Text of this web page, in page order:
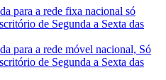
para a rede fixa nacional só
de Segunda a Sexta das
para a rede móvel nacional, Só
de Segunda a Sexta das